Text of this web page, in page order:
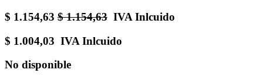
$ 1.154,63 $1.154,63 IVA Inlcuido
$ 1.004,03 IVA Inlcuido
No disponible